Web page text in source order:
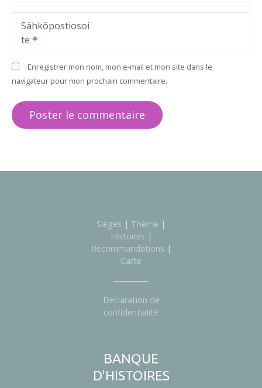
Sähköpostiosoi
te
Enregistrer mon nom, mon e-mail et mon site dans le
navigateur pour mon prochain commentaire.
Sièges | Thème |
Histoires |
Recommandations |
Carte
Déclaration de
confidentialité
BANQUE
D'HISTOIRES